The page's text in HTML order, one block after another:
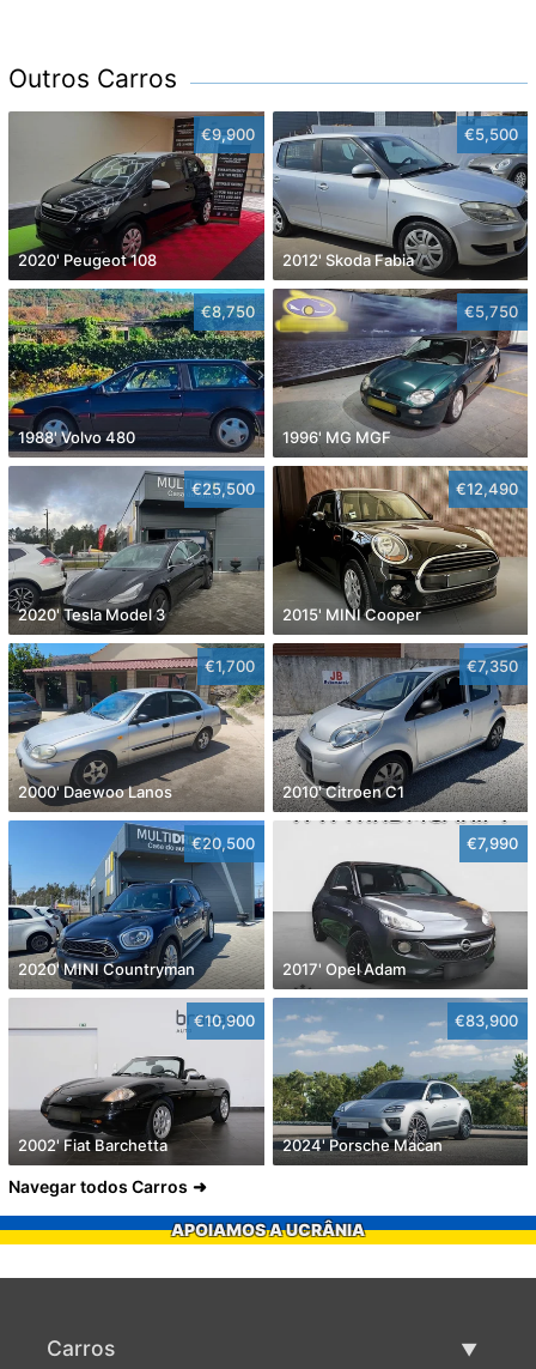
Outros Carros
€9,900
2020' Peugeot 108
€5,500
2012' Skoda Fabia
€8,750
1988' Volvo 480
€5,750
1996' MG MGF
€25,500
2020' Tesla Model 3
€12,490
2015' MINI Cooper
€1,700
2000' Daewoo Lanos
€7,350
2010' Citroen C1
€20,500
2020' MINI Countryman
€7,990
2017' Opel Adam
€10,900
2002' Fiat Barchetta
€83,900
2024' Porsche Macan
Navegar todos Carros
APOIAMOS A UCRÂNIA
Carros